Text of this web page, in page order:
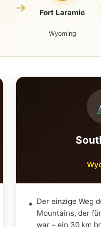
→ Fort Laramie
Wyoming
Der einzige Weg
Mountains, der
war – ein 30 km